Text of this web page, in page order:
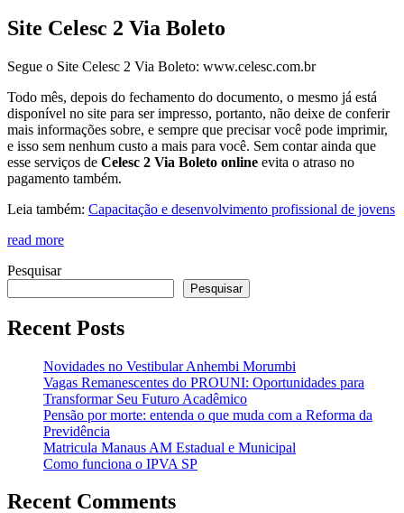
Site Celesc 2 Via Boleto
Segue o Site Celesc 2 Via Boleto: www.celesc.com.br
Todo mês, depois do fechamento do documento, o mesmo já está
disponível no site para ser impresso, portanto, não deixe de conferir
mais informações sobre, e sempre que precisar você pode imprimir,
e isso sem nenhum custo a mais para você. Sem contar ainda que
esse serviços de Celesc 2 Via Boleto online evita o atraso no
pagamento também.
Leia também: Capacitação e desenvolvimento profissional de jovens
read more
Pesquisar
Pesquisar
Recent Posts
Novidades no Vestibular Anhembi Morumbi
Vagas Remanescentes do PROUNI: Oportunidades para
Transformar Seu Futuro Acadêmico
Pensão por morte: entenda o que muda com a Reforma da
Previdência
Matricula Manaus AM Estadual e Municipal
Como funciona o IPVA SP
Recent Comments